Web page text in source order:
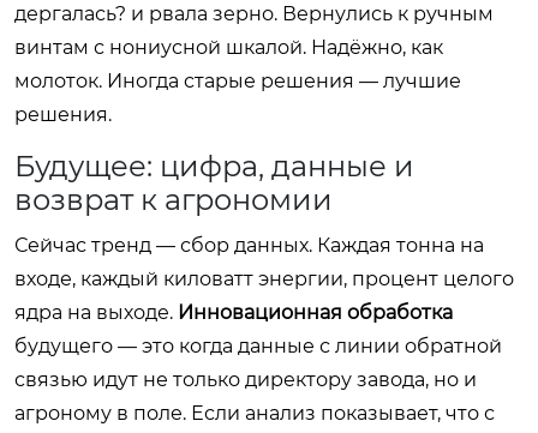
дергалась? и рвала зерно. Вернулись к ручным
винтам с нониусной шкалой. Надёжно, как
молоток. Иногда старые решения — лучшие
решения.
Будущее: цифра, данные и
возврат к агрономии
Сейчас тренд — сбор данных. Каждая тонна на
входе, каждый киловатт энергии, процент целого
ядра на выходе. Инновационная обработка
будущего — это когда данные с линии обратной
связью идут не только директору завода, но и
агроному в поле. Если анализ показывает, что с